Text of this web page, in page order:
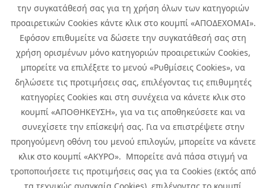
την συγκατάθεσή σας για τη χρήση όλων των κατηγοριών
προαιρετικών Cookies κάντε κλικ στο κουμπί «ΑΠΟΔΕΧΟΜΑΙ».
Εφόσον επιθυμείτε να δώσετε την συγκατάθεσή σας στη
χρήση ορισμένων μόνο κατηγοριών προαιρετικών Cookies,
μπορείτε να επιλέξετε το μενού «Ρυθμίσεις Cookies», να
δηλώσετε τις προτιμήσεις σας, επιλέγοντας τις επιθυμητές
κατηγορίες Cookies και στη συνέχεια να κάνετε κλικ στο
κουμπί «ΑΠΟΘΗΚΕΥΣΗ», για να τις αποθηκεύσετε και να
συνεχίσετε την επίσκεψή σας. Για να επιστρέψετε στην
προηγούμενη οθόνη του μενού επιλογών, μπορείτε να κάνετε
κλικ στο κουμπί «ΑΚΥΡΟ». Μπορείτε ανά πάσα στιγμή να
τροποποιήσετε τις προτιμήσεις σας για τα Cookies (εκτός από
Copyright © 2026 Infoquest.gr Με επιφύλαξη κάθε νόμιμου δικαιώματος.
Πολιτική Cookies Προτιμήσεις Cookies | Όροι Χρήσης